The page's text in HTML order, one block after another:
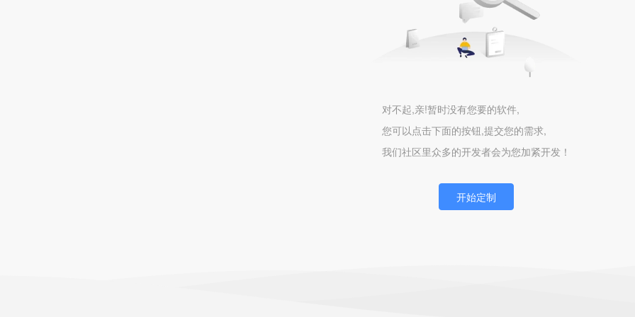
对不起,亲!暂时没有您要的软件,
您可以点击下面的按钮,提交您的需求,
我们社区里众多的开发者会为您加紧开发！
开始定制